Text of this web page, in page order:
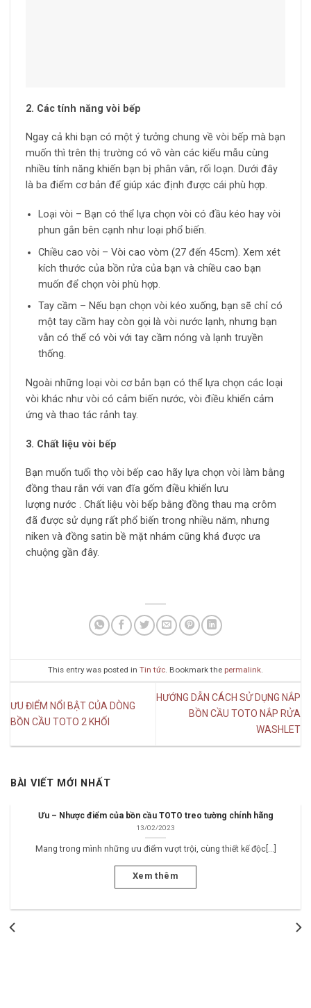
2. Các tính năng vòi bếp
Ngay cả khi bạn có một ý tưởng chung về vòi bếp mà bạn
muốn thì trên thị trường có vô vàn các kiểu mẫu cùng
nhiều tính năng khiến bạn bị phân vân, rối loạn. Dưới đây
là ba điểm cơ bản để giúp xác định được cái phù hợp.
Loại vòi – Bạn có thể lựa chọn vòi có đầu kéo hay vòi
phun gắn bên cạnh như loại phổ biến.
Chiều cao vòi – Vòi cao vòm (27 đến 45cm). Xem xét
kích thước của bồn rửa của bạn và chiều cao bạn
muốn để chọn vòi phù hợp.
Tay cầm – Nếu bạn chọn vòi kéo xuống, bạn sẽ chỉ có
một tay cầm hay còn gọi là vòi nước lạnh, nhưng bạn
vẫn có thể có vòi với tay cầm nóng và lạnh truyền
thống.
Ngoài những loại vòi cơ bản bạn có thể lựa chọn các loại
vòi khác như vòi có cảm biến nước, vòi điều khiển cảm
ứng và thao tác rảnh tay.
3. Chất liệu vòi bếp
Bạn muốn tuổi thọ vòi bếp cao hãy lựa chọn vòi làm bằng
đồng thau rắn với van đĩa gốm điều khiển lưu
lượng nước . Chất liệu vòi bếp bằng đồng thau mạ crôm
đã được sử dụng rất phổ biến trong nhiều năm, nhưng
niken và đồng satin bề mặt nhám cũng khá được ưa
chuộng gần đây.
This entry was posted in Tin tức. Bookmark the permalink.
ƯU ĐIỂM NỔI BẬT CỦA DÒNG
BỒN CẦU TOTO 2 KHỐI
HƯỚNG DẪN CÁCH SỬ DỤNG NẮP
BỒN CẦU TOTO NẮP RỬA
WASHLET
BÀI VIẾT MỚI NHẤT
Ưu – Nhược điểm của bồn cầu TOTO treo tường chính hãng
13/02/2023
Mang trong mình những ưu điểm vượt trội, cùng thiết kế độc[...]
Xem thêm